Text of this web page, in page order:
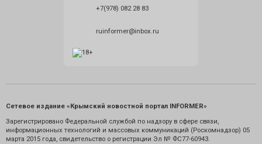
+7(978) 082 28 83
ruinformer@inbox.ru
Сетевое издание «Крымский новостной портал INFORMER»
Зарегистрировано Федеральной службой по надзору в сфере связи,
информационных технологий и массовых коммуникаций (Роскомнадзор) 05
марта 2015 года, свидетельство о регистрации Эл № ФС77-60943.